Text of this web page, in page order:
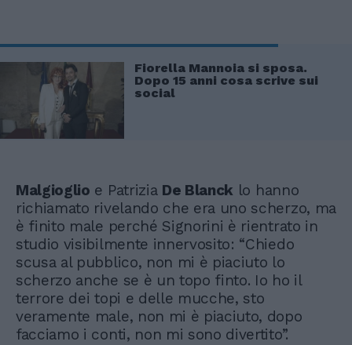
Fiorella Mannoia si sposa.
Dopo 15 anni cosa scrive sui
social
Malgioglio e Patrizia De Blanck lo hanno
richiamato rivelando che era uno scherzo, ma
è finito male perché Signorini è rientrato in
studio visibilmente innervosito: “Chiedo
scusa al pubblico, non mi è piaciuto lo
scherzo anche se è un topo finto. Io ho il
terrore dei topi e delle mucche, sto
veramente male, non mi è piaciuto, dopo
facciamo i conti, non mi sono divertito”.